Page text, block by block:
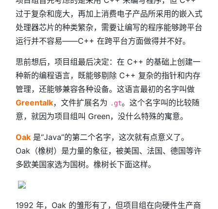
过于复杂和庞大，再加上消费电子产品所采用的嵌入式
处理器芯片的种类繁杂，需要让编写的程序能够跨平台
运行并不容易——C++ 在跨平台方面做得并不好。
思前想后，项目组最后决定：在 C++ 的基础上创建一
种新的编程语言，既能够剔除 C++ 复杂的指针和内存
管理，还能够兼容各种设备。这语言最初的名字叫做
Greentalk，文件扩展名为 .gt。这个名字叫的比较随
意，就因为项目组叫 Green，没什么特殊的寓意。
Oak 是“Java”的第二个名字，这次就有点意义了。
Oak（橡树）是力量的象征，被美国、法国、德国等许
多欧美国家选为国树。橡树长下面这样。
1992 年，Oak 的雏形有了，但项目组在向硬件生产商